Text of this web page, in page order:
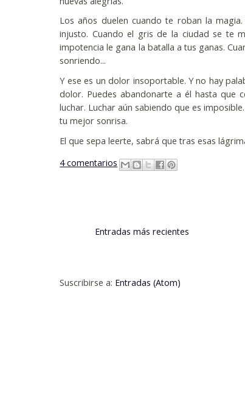
Los años duelen cuando te roban la
injusto. Cuando el gris de la ciudad se te
impotencia le gana la batalla a tus ganas.
sonriendo...
Y ese es un dolor insoportable. Y no hay
dolor. Puedes abandonarte a él hasta que
luchar. Luchar aún sabiendo que es
tu mejor sonrisa.
El que sepa leerte, sabrá que tras esas
4 comentarios
Entradas más recientes
Suscribirse a: Entradas (Atom)